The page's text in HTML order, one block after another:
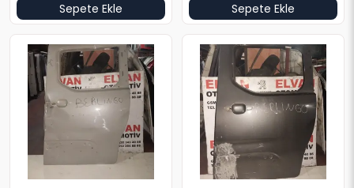
Sepete Ekle Sepete Ekle